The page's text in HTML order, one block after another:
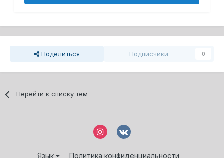
Поделиться Подписчики 0
Перейти к списку тем
Язык Политика конфиденциальности